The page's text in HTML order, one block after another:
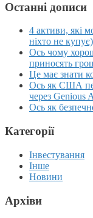
Останні дописи
4 активи, які
ніхто не купує)
Ось чому
приносять
Це має знати
Ось як США
через Genious
Ось як
Категорії
Інвестування
Інше
Новини
Архіви